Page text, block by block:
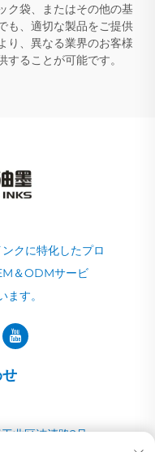
ク袋、またはその他の基
も、適切な製品をご提供
り、異なる業界のお客様
ることが可能です。
クに特化したプロ
＆ODMサービ
す。
业区洁清路2号